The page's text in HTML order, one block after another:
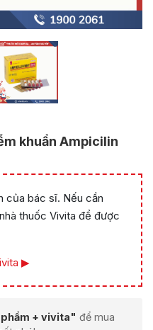
khuẩn Ampicilin
của bác sĩ. Nếu cần
thuốc Vivita để được
▶
+ vivita" để mua